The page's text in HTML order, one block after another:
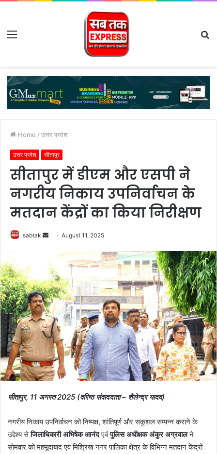
Menu
Home / उत्तर प्रदेश
उत्तर प्रदेश सीतापुर
सीतापुर में डीएम और एसपी ने
नगरीय निकाय उपनिर्वाचन के
मतदान केंद्रों का किया निरीक्षण
sabtak
Send
email
August 11, 2025
सीतापुर, 11 अगस्त 2025 (वरिष्ठ संवाददाता – शैलेन्द्र यादव)
नगरीय निकाय उपनिर्वाचन को निष्पक्ष, शांतिपूर्ण और सकुशल सम्पन्न कराने के
उद्देश्य सेजिलाधिकारी अभिषेक आनंदएवंपुलिस अधीक्षक अंकुर अग्रवालने
सोमवार को महमूदाबाद एवं मिश्रिख नगर पालिका क्षेत्र के विभिन्न मतदान केंद्रों